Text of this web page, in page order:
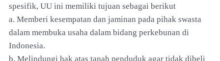
spesifik, UU ini memiliki tujuan sebagai berikut
a. Memberi kesempatan dan jaminan pada pihak swasta
dalam membuka usaha dalam bidang perkebunan di
Indonesia.
b. Melindungi hak atas tanah penduduk agar tidak dibeli